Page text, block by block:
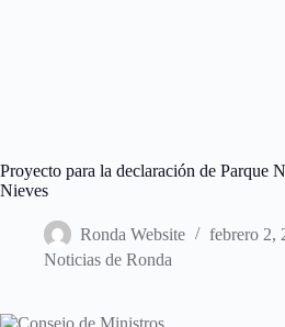
Proyecto para la declaración de Parque
Nieves
Ronda Website
febrero 2,
Noticias de Ronda